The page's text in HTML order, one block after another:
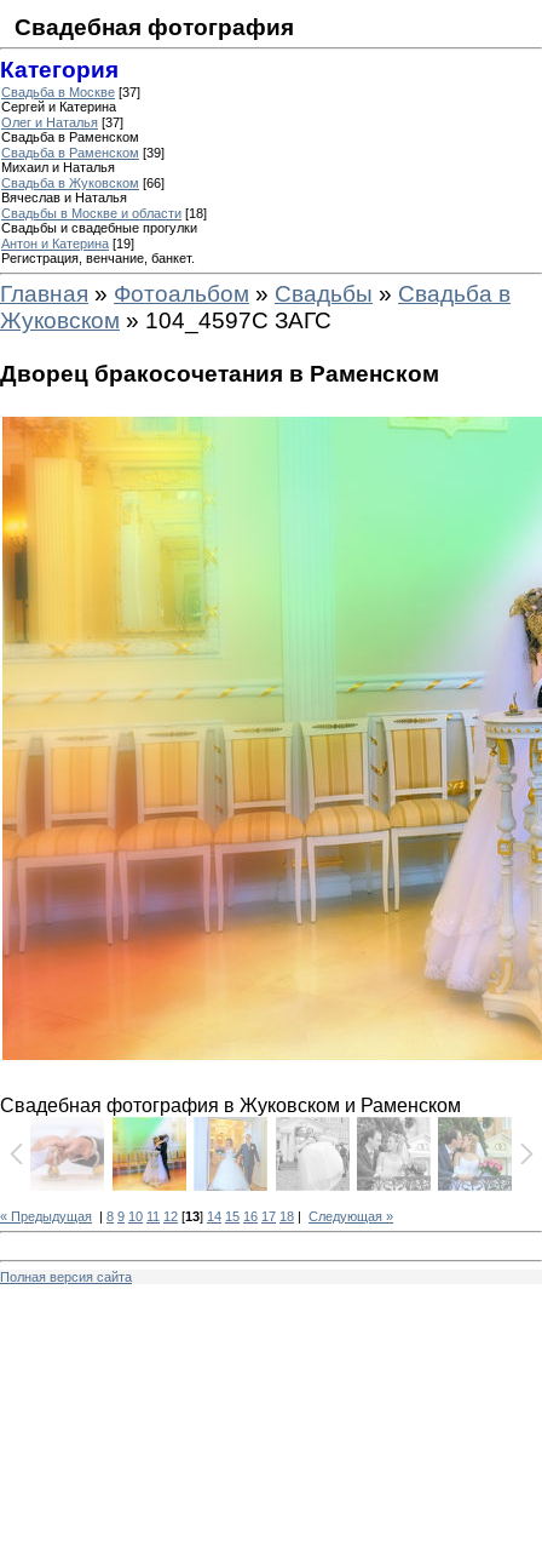
Свадебная фотография
Категория
Свадьба в Москве [37]
Сергей и Катерина
Олег и Наталья [37]
Свадьба в Раменском
Свадьба в Раменском [39]
Михаил и Наталья
Свадьба в Жуковском [66]
Вячеслав и Наталья
Свадьбы в Москве и области [18]
Свадьбы и свадебные прогулки
Антон и Катерина [19]
Регистрация, венчание, банкет.
Главная » Фотоальбом » Свадьбы » Свадьба в
Жуковском » 104_4597C ЗАГС
Дворец бракосочетания в Раменском
Свадебная фотография в Жуковском и Раменском
« Предыдущая 8 9 10 11 12 [13] 14 15 16 17 18 Следующая »
Полная версия сайта